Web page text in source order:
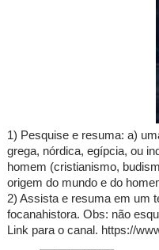
1) Pesquise e resuma: a)
grega, nórdica, egípcia, ou
homem (cristianismo,
origem do mundo e do
2) Assista e resuma em um
focanahistora. Obs: não
Link para o canal. https://